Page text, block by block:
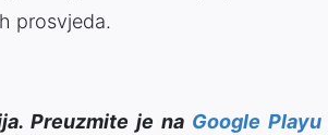
prosvjeda.
Preuzmite je na Google Playu